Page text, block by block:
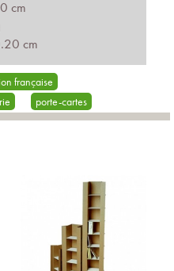
cm
cm
française
porte-cartes